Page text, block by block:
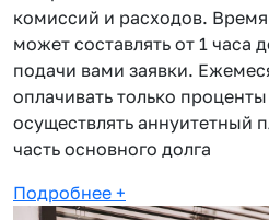
комиссий и расходов.
может составлять от 1 часа
подачи вами заявки.
оплачивать только
осуществлять аннуитетный
часть основного долга
Подробнее +